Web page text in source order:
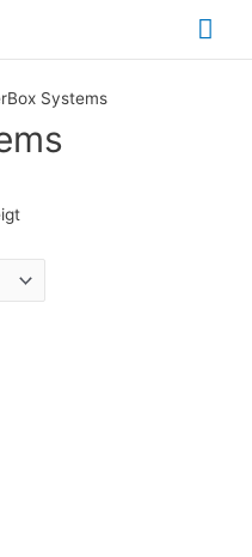
Systems
Nach
sortiert